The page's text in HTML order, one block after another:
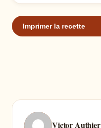
Imprimer la recette
Victor Authier